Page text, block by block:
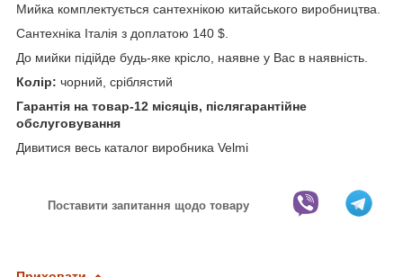
Мийка комплектується сантехнікою китайського виробництва.
Сантехніка Італія з доплатою 140 $.
До мийки підійде будь-яке крісло, наявне у Вас в наявність.
Колір: чорний, сріблястий
Гарантія на товар-12 місяців, післягарантійне
обслуговування
Дивитися весь каталог виробника Velmi
Поставити запитання щодо товару